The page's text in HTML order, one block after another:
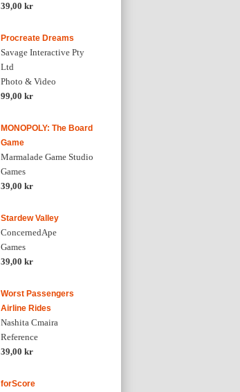
39,00 kr
Procreate Dreams
Savage Interactive Pty
Ltd
Photo & Video
99,00 kr
MONOPOLY: The Board
Game
Marmalade Game Studio
Games
39,00 kr
Stardew Valley
ConcernedApe
Games
39,00 kr
Worst Passengers
Airline Rides
Nashita Cmaira
Reference
39,00 kr
forScore